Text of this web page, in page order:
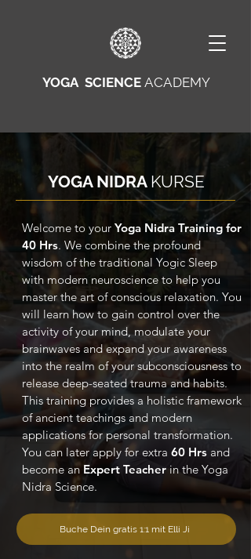
YOGA SCIENCE ACADEMY
YOGA NIDRA KURSE
Welcome to your Yoga Nidra Training for
40 Hrs. We combine the profound
wisdom of the traditional Yogic Sleep
with modern neuroscience to help you
master the art of conscious relaxation. You
will learn how to gain control over the
activity of your mind, modulate your
brainwaves and expand your awareness
into the realm of your subconsciousness to
release deep-seated trauma and habits.
This training provides a holistic framework
of ancient teachings and modern
applications for personal transformation.
You can later apply for extra 60 Hrs and
become anExpert Teacher in the Yoga
Nidra Science.
Buche Dein gratis 1:1 mit Elli Ji